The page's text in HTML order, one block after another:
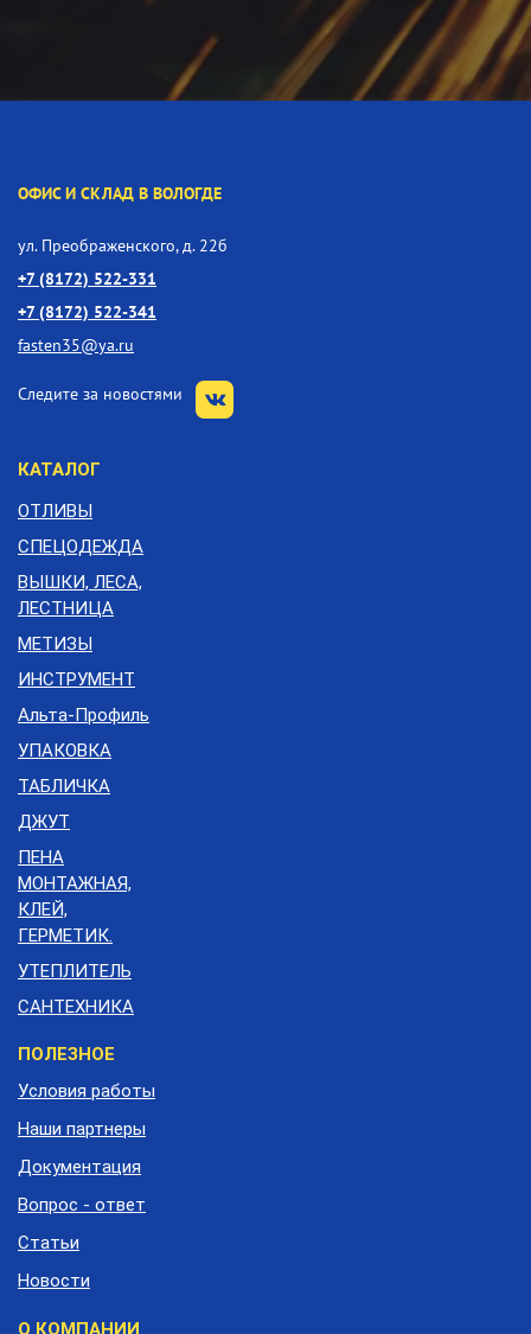
ОФИС И СКЛАД В ВОЛОГДЕ
ул. Преображенского, д. 22б
+7 (8172) 522-331
+7 (8172) 522-341
fasten35@ya.ru
Следите за новостями
КАТАЛОГ
ОТЛИВЫ
СПЕЦОДЕЖДА
ВЫШКИ, ЛЕСА,
ЛЕСТНИЦА
МЕТИЗЫ
ИНСТРУМЕНТ
Альта-Профиль
УПАКОВКА
ТАБЛИЧКА
ДЖУТ
ПЕНА
МОНТАЖНАЯ,
КЛЕЙ,
ГЕРМЕТИК.
УТЕПЛИТЕЛЬ
САНТЕХНИКА
Меню
подвала
ПОЛЕЗНОЕ
Условия работы
Наши партнеры
Документация
Вопрос - ответ
Статьи
Новости
О КОМПАНИИ